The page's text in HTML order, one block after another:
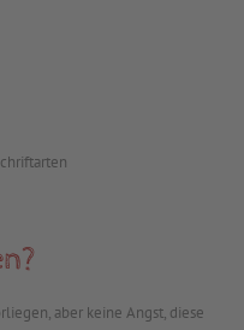
aber keine Angst, diese